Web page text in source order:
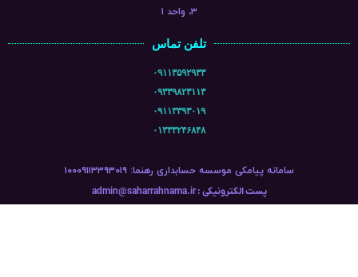
۳، واحد ۱
تلفن تماس
۰۹۱۱۳۵۹۲۹۳۳
۰۹۳۳۹۸۲۳۱۱۳
۰۹۱۱۳۳۹۳۰۱۹
۰۱۳۳۳۲۴۶۸۴۸
سامانه پیامکی موسسه حسابداری رهنما: ۱۰۰۰۹۱۱۳۳۹۳۰۱۹
پست الکترونیکی : admin@saharrahnama.ir